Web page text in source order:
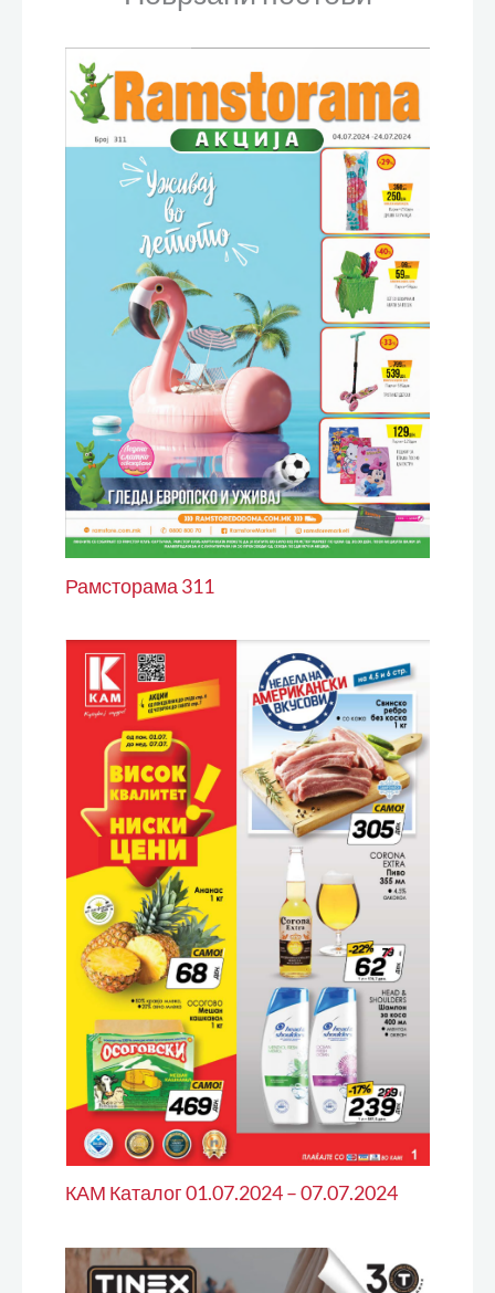
Рамсторама 311
КАМ Каталог 01.07.2024 – 07.07.2024